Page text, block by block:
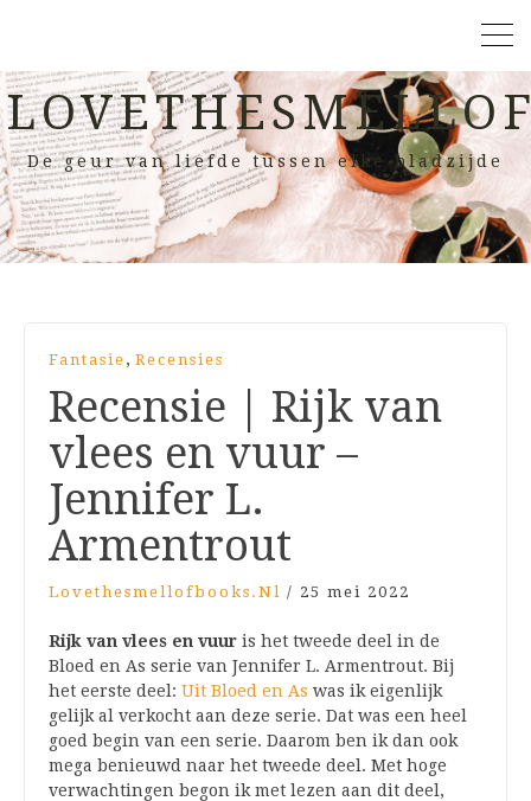
De geur van liefde tussen elke bladzijde
Fantasie , Recensies
Recensie | Rijk van
vlees en vuur –
Jennifer L.
Armentrout
Lovethesmellofbooks.nl / 25 mei 2022
Rijk van vlees en vuur is het tweede deel in de
Bloed en As serie van Jennifer L. Armentrout. Bij
het eerste deel: Uit Bloed en As was ik eigenlijk
gelijk al verkocht aan deze serie. Dat was een heel
goed begin van een serie. Daarom ben ik dan ook
mega benieuwd naar het tweede deel. Met hoge
verwachtingen begon ik met lezen aan dit deel,